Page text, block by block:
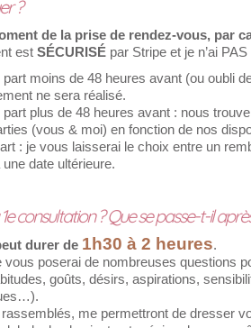
?
de la prise de rendez-vous, par
est SÉCURISÉ par Stripe et je n’ai
part moins de 48 heures avant (ou oubli
ne sera réalisé.
part plus de 48 heures avant : nous
(vous & moi) en fonction de nos
: je vous laisserai le choix entre un
date ultérieure.
consultation ? Que se passe-t-il
durer de 1h30 à 2 heures.
poserai de nombreuses questions
goûts, désirs, aspirations,
me permettront de dresser